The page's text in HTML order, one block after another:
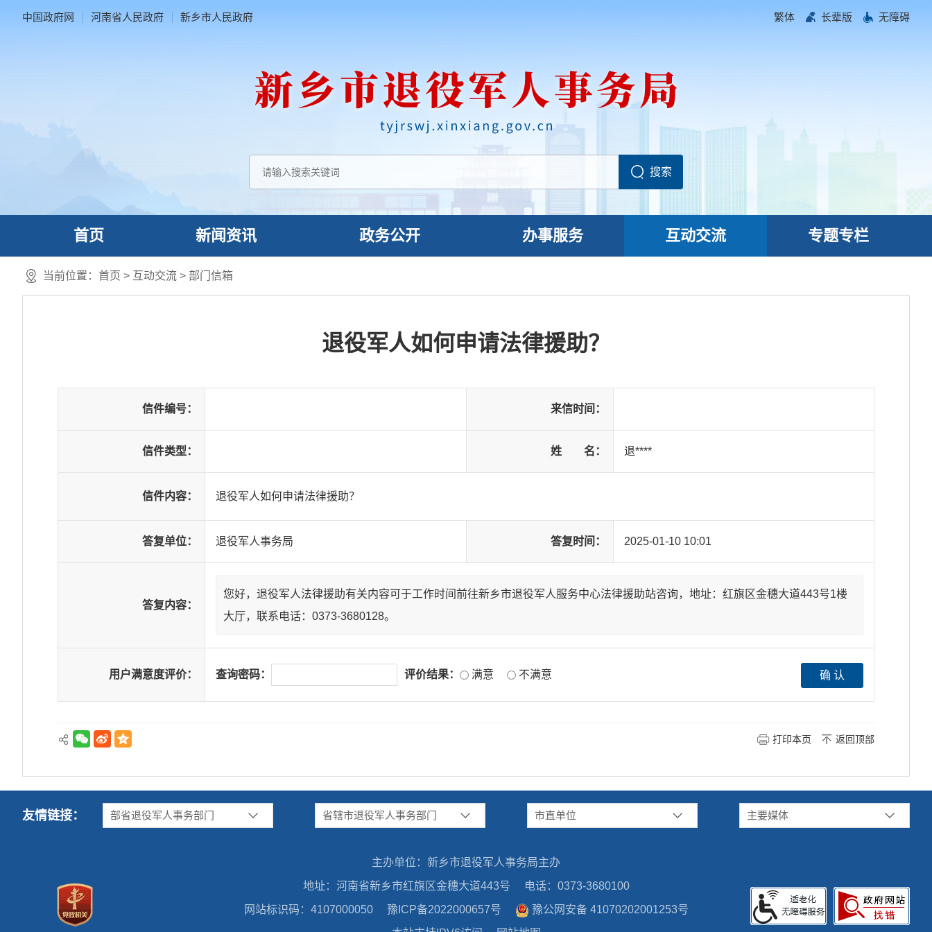
中国政府网 河南省人民政府 新乡市人民政府 繁体 长辈版 无障碍
首页 新闻资讯 政务公开 办事服务 互动交流 专题专栏
当前位置： 首页 > 互动交流 > 部门信箱
退役军人如何申请法律援助？
信件编号： 来信时间：
信件类型： 姓 名： 退****
信件内容： 退役军人如何申请法律援助？
答复单位： 退役军人事务局 答复时间： 2025-01-10 10:01
答复内容：
您好，退役军人法律援助有关内容可于工作时间前往新乡市退役军人服务中心法律援助站咨询，地址：红旗区金穗大道443号1楼
大厅，联系电话：0373-3680128。
用户满意度评价： 查询密码： 评价结果： 满意 不满意
打印本页 返回顶部
友情链接： 部省退役军人事务部门 省辖市退役军人事务部门 市直单位 主要媒体
主办单位：新乡市退役军人事务局主办
地址：河南省新乡市红旗区金穗大道443号
电话：0373-3680100
网站标识码：4107000050
豫ICP备2022000657号
豫公网安备 41070202001253号